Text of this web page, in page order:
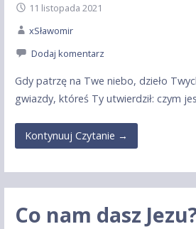
11 listopada 2021
xSławomir
Dodaj komentarz
Gdy patrzę na Twe niebo, dzieło
gwiazdy, któreś Ty utwierdził: czym
Kontynuuj Czytanie →
Co nam dasz